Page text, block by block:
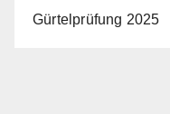
Gürtelprüfung 2025